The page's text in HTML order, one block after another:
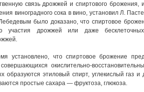
связь дрожжей и спиртового брожения,
виноградного сока в вино, установил Л.
было доказано, что спиртовое
участия дрожжей или даже
установлено, что спиртовое брожение
окислительно-
образуются этиловый спирт, углекислый газ и
простые сахара — фруктоза, глюкоза.